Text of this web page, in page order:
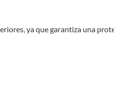
ya que garantiza una